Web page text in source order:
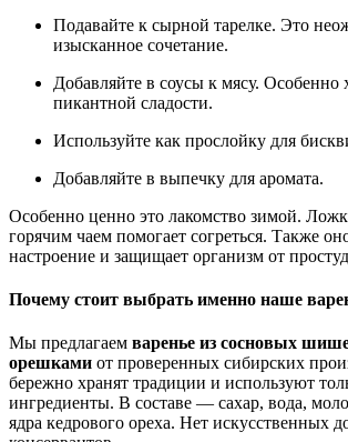
Подавайте к сырной тарелке. Это
изысканное сочетание.
Добавляйте в соусы к мясу. Особенно
пикантной сладости.
Используйте как прослойку для
Добавляйте в выпечку для аромата.
Особенно ценно это лакомство зимой.
горячим чаем помогает согреться. Также
настроение и защищает организм от
Почему стоит выбрать именно наше
Мы предлагаем варенье из сосновых
орешками от проверенных сибирских
бережно хранят традиции и используют
ингредиенты. В составе — сахар, вода,
ядра кедрового ореха. Нет искусственных